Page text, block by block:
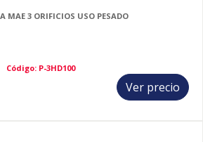
MAE 3 ORIFICIOS USO PESADO
Código: P-3HD100
Ver precio